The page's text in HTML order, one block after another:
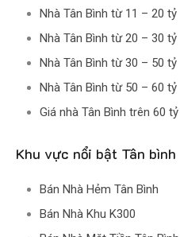
Nhà Tân Bình từ 11 – 20 tỷ
Nhà Tân Bình từ 20 – 30 tỷ
Nhà Tân Bình từ 30 – 50 tỷ
Nhà Tân Bình từ 50 – 60 tỷ
Giá nhà Tân Bình trên 60 tỷ
Khu vực nổi bật Tân bình
Bán Nhà Hẻm Tân Bình
Bán Nhà Khu K300